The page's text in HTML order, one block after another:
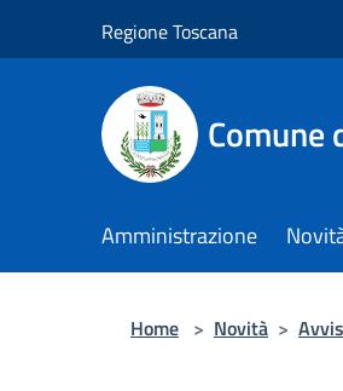
Regione Toscana
Comune
Amministrazione
Home > Novità >